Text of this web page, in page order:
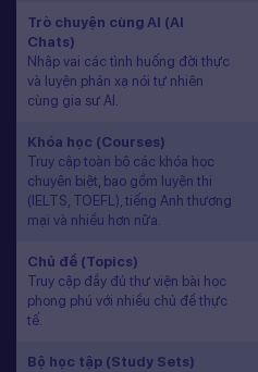
Trò chuyện cùng AI (AI
Chats)
Nhập vai các tình huống đời thực
và luyện phản xạ nói tự nhiên
cùng gia sư AI.
Khóa học (Courses)
Truy cập toàn bộ các khóa học
chuyên biệt, bao gồm luyện thi
(IELTS, TOEFL), tiếng Anh thương
mại và nhiều hơn nữa.
Chủ đề (Topics)
Truy cập đầy đủ thư viện bài học
phong phú với nhiều chủ đề thực
tế.
Bộ học tập (Study Sets)